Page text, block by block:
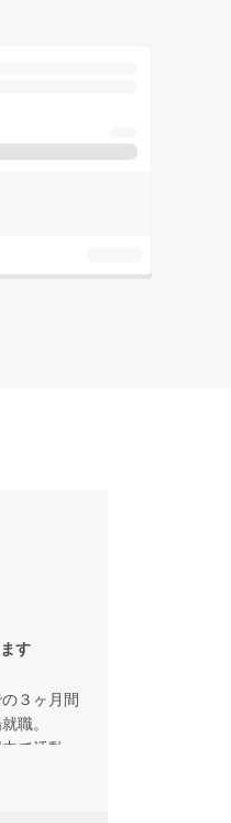
す
３ヶ月間
職。
で活動し
り、2019